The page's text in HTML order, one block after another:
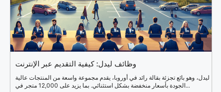
وظائف ليدل: كيفية التقديم عبر الإنترنت
ليدل، وهو بائع تجزئة بقالة رائد في أوروبا، يقدم مجموعة واسعة من المنتجات عالية
الجودة بأسعار منخفضة بشكل استثنائي. بما يزيد على 12,000 متجر في...